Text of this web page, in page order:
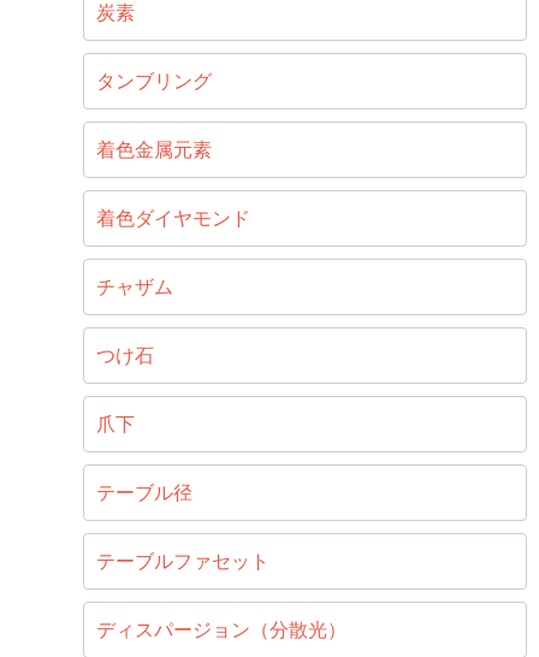
炭素
タンブリング
着色金属元素
着色ダイヤモンド
チャザム
つけ石
爪下
テーブル径
テーブルファセット
ディスパージョン（分散光）